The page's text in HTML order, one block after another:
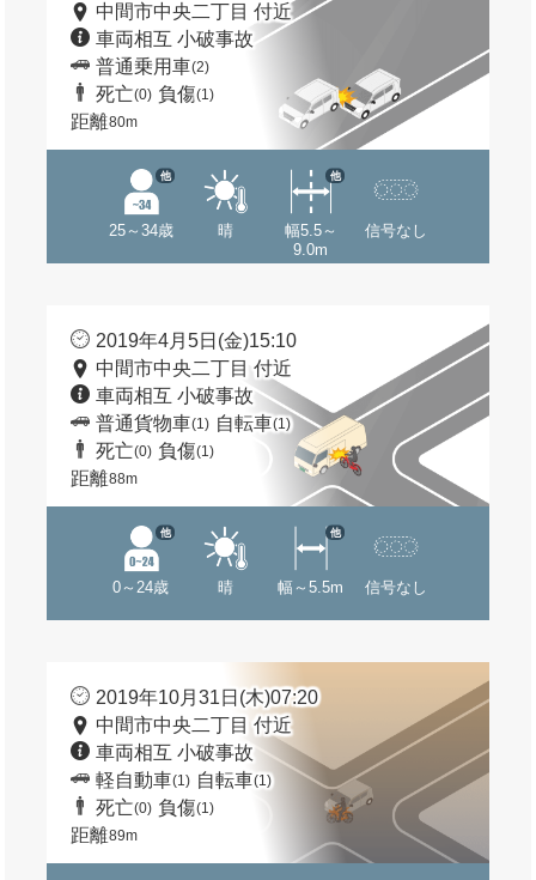
中間市中央二丁目 付近
車両相互 小破事故
普通乗用車(2)
死亡(0) 負傷(1)
距離80m
25～34歳
他
晴
幅5.5～
9.0m
他
信号なし
2019年4月5日(金)15:10
中間市中央二丁目 付近
車両相互 小破事故
普通貨物車(1) 自転車(1)
死亡(0) 負傷(1)
距離88m
0～24歳
他
晴 幅～5.5m
他
信号なし
2019年10月31日(木)07:20
中間市中央二丁目 付近
車両相互 小破事故
軽自動車(1) 自転車(1)
死亡(0) 負傷(1)
距離89m